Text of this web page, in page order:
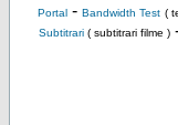
Portal- Bandwidth Test (
Subtitrari( subtitrari filme )